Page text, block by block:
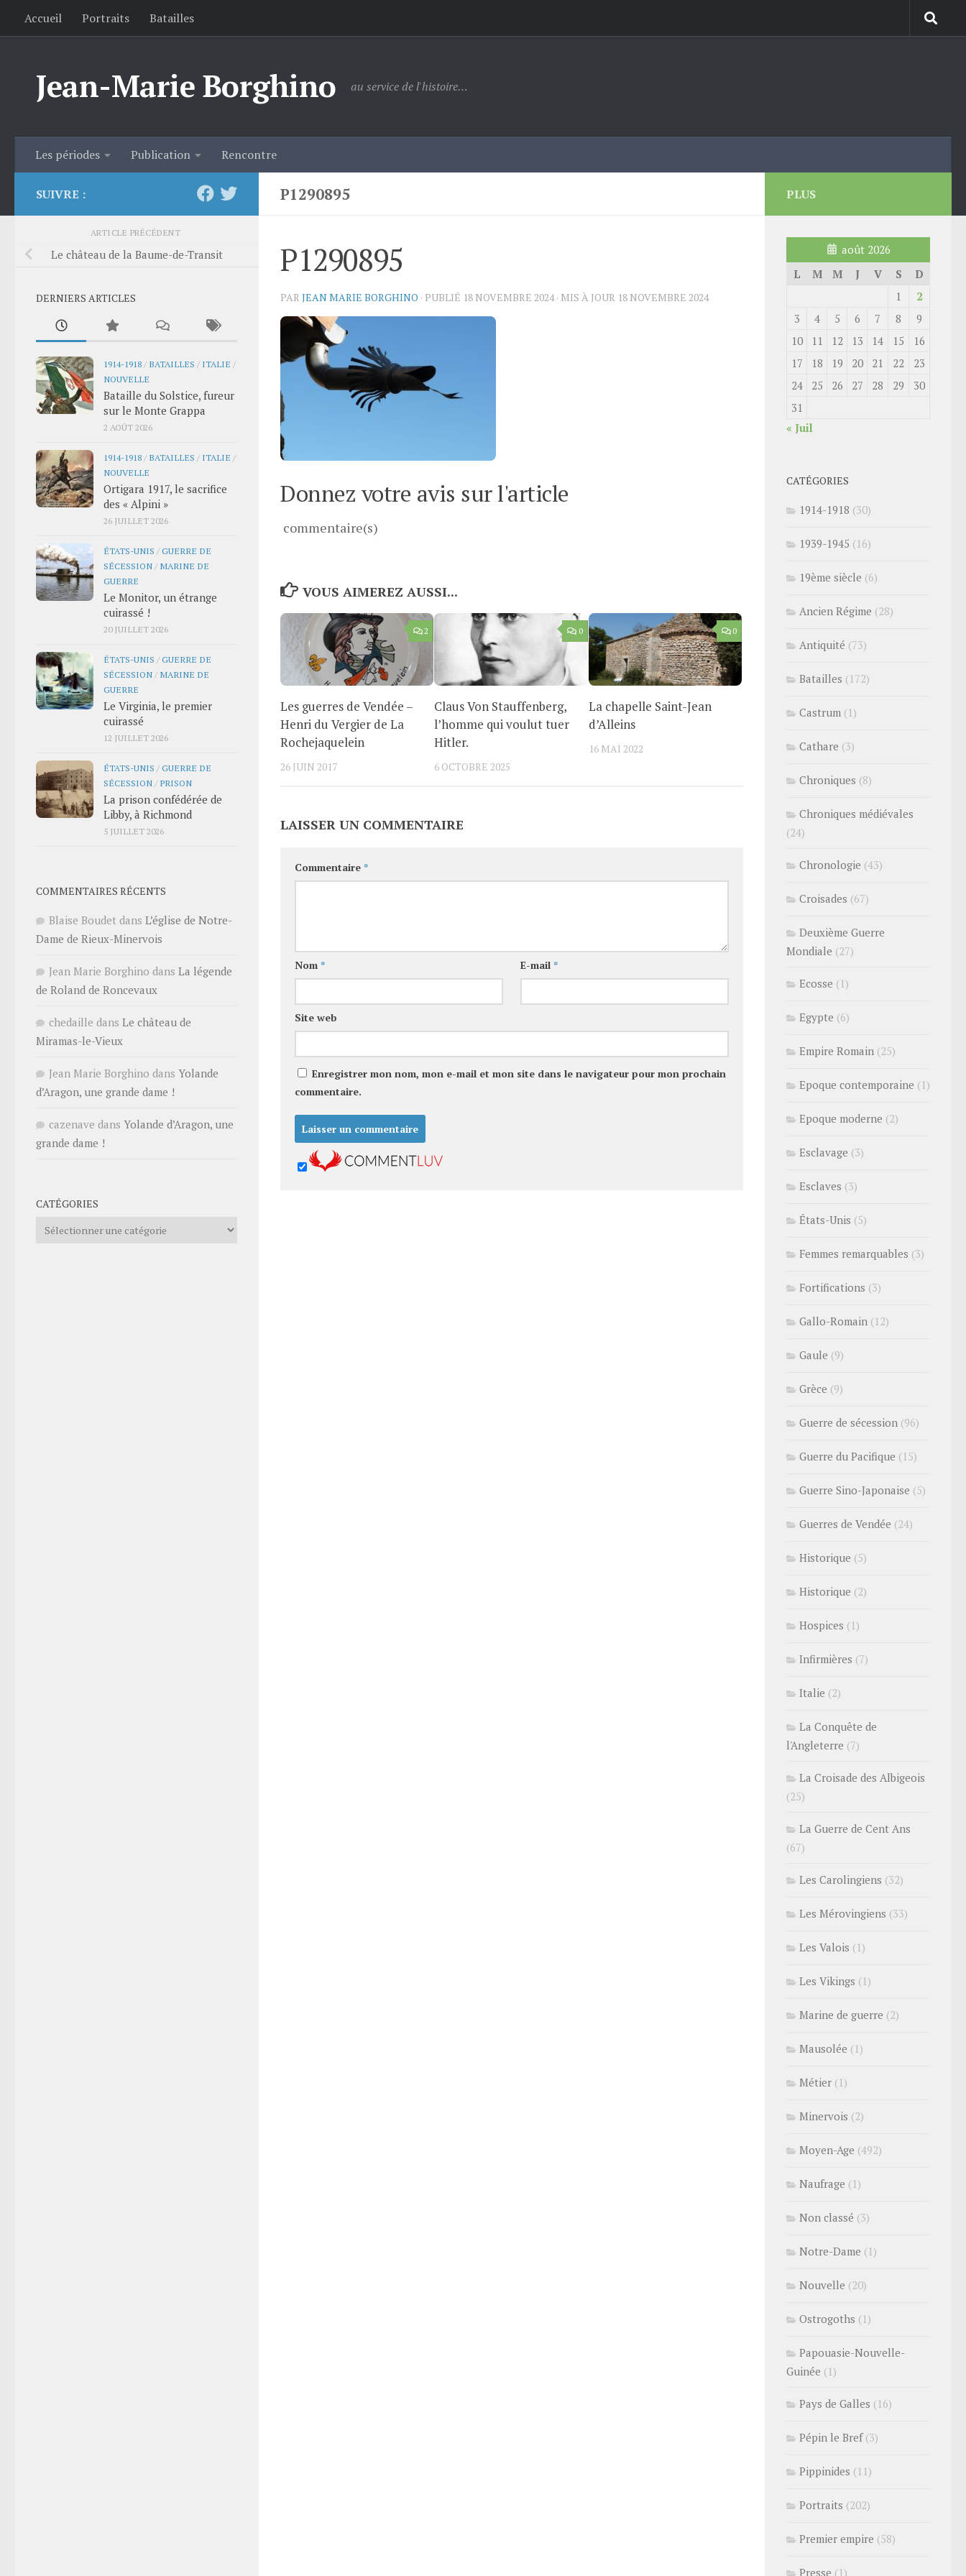
Skip to content
Accueil Portraits Batailles
Jean-Marie Borghino au service de l'histoire…
Les périodes Publication Rencontre
P1290895
P1290895
PAR JEAN MARIE BORGHINO · PUBLIÉ 18 NOVEMBRE 2024· MIS À JOUR 18 NOVEMBRE 2024
Donnez votre avis sur l'article
commentaire(s)
VOUS AIMEREZ AUSSI...
2
Les guerres de Vendée –
Henri du Vergier de La
Rochejaquelein
26 JUIN 2017
0
Claus Von Stauffenberg,
l’homme qui voulut tuer
Hitler.
6 OCTOBRE 2025
0
La chapelle Saint-Jean
d’Alleins
16 MAI 2022
LAISSER UN COMMENTAIRE
Commentaire *
Nom * E-mail *
Site web
Enregistrer mon nom, mon e-mail et mon site dans le navigateur pour mon prochain
commentaire.
SUIVRE :
ARTICLE PRÉCÉDENT
Le château de la Baume-de-Transit
DERNIERS ARTICLES
1914-1918 / BATAILLES / ITALIE /
NOUVELLE
Bataille du Solstice, fureur
sur le Monte Grappa
2 AOÛT 2026
1914-1918 / BATAILLES / ITALIE /
NOUVELLE
Ortigara 1917, le sacrifice
des « Alpini »
26 JUILLET 2026
ÉTATS-UNIS /GUERRE DE
SÉCESSION / MARINE DE
GUERRE
Le Monitor, un étrange
cuirassé !
20 JUILLET 2026
ÉTATS-UNIS /GUERRE DE
SÉCESSION / MARINE DE
GUERRE
Le Virginia, le premier
cuirassé
12 JUILLET 2026
ÉTATS-UNIS /GUERRE DE
SÉCESSION / PRISON
La prison confédérée de
Libby, à Richmond
5 JUILLET 2026
COMMENTAIRES RÉCENTS
Blaise Boudet dans L’église de Notre-
Dame de Rieux-Minervois
Jean Marie Borghino dans La légende
de Roland de Roncevaux
chedaille dans Le château de
Miramas-le-Vieux
Jean Marie Borghino dans Yolande
d’Aragon, une grande dame !
cazenave dans Yolande d’Aragon, une
grande dame !
CATÉGORIES
Catégories
PLUS
août 2026
L
M M J V S
D
1
2
3
4 5 6 7 8
9
10
11 12 13 14 15
16
17
18 19 20 21 22
23
24
25 26 27 28 29
30
31
« Juil
CATÉGORIES
1914-1918 (30)
1939-1945 (16)
19ème siècle (6)
Ancien Régime (28)
Antiquité (73)
Batailles (172)
Castrum (1)
Cathare (3)
Chroniques (8)
Chroniques médiévales
(24)
Chronologie (43)
Croisades (67)
Deuxième Guerre
Mondiale (27)
Ecosse (1)
Egypte (6)
Empire Romain (25)
Epoque contemporaine (1)
Epoque moderne (2)
Esclavage (3)
Esclaves (3)
États-Unis (5)
Femmes remarquables (3)
Fortifications (3)
Gallo-Romain (12)
Gaule (9)
Grèce (9)
Guerre de sécession (96)
Guerre du Pacifique (15)
Guerre Sino-Japonaise (5)
Guerres de Vendée (24)
Historique (5)
Historique (2)
Hospices (1)
Infirmières (7)
Italie (2)
La Conquête de
l'Angleterre (7)
La Croisade des Albigeois
(25)
La Guerre de Cent Ans
(67)
Les Carolingiens (32)
Les Mérovingiens (33)
Les Valois (1)
Les Vikings (1)
Marine de guerre (2)
Mausolée (1)
Métier (1)
Minervois (2)
Moyen-Age (492)
Naufrage (1)
Non classé (3)
Notre-Dame (1)
Nouvelle (20)
Ostrogoths (1)
Papouasie-Nouvelle-
Guinée (1)
Pays de Galles (16)
Pépin le Bref(3)
Pippinides (11)
Portraits (202)
Premier empire (58)
Presse (1)